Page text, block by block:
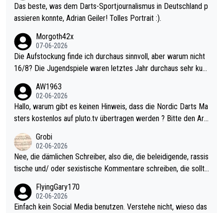
Das beste, was dem Darts-Sportjournalismus in Deutschland p
assieren konnte, Adrian Geiler! Tolles Portrait :).
Morgoth42x
07-06-2026
Die Aufstockung finde ich durchaus sinnvoll, aber warum nicht
16/8? Die Jugendspiele waren letztes Jahr durchaus sehr kurz
Allerdings ist Mitchell Lawrie als Nummer 1 der Welt eh qualifi
ziert. Somit ändert die automatische Qualifikation des Weltmei
sters erstmal nichts. Ich denke sie wollen damit für nächstes J
ohl wenig WDF Turniere spielen. Dies war bei Archie Self letzt
es Jahr der Fall. Er musste als amtierender Weltmeister durch
den Qualifier und ich glaube kaum, dass Mitchel sich das (in Ve
gas) antun würde, wenn er doch eigentlich die PDC-WM als Zi
el hat.
AW1963
02-06-2026
Hallo, warum gibt es keinen Hinweis, dass die Nordic Darts Ma
sters kostenlos auf pluto.tv übertragen werden ? Bitte den Arti
Grobi
02-06-2026
Nee, die dämlichen Schreiber, also die, die beleidigende, rassis
tische und/ oder sexistische Kommentare schreiben, die sollte
s Leben in den Griff kriegen. Nur eins wundert mich: Luke Little
r war doch neulich erst derjenige, der über Social Media GvV p
FlyingGary170
02-06-2026
Einfach kein Social Media benutzen. Verstehe nicht, wieso das